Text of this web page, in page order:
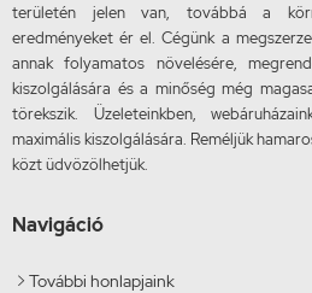
területén jelen van, továbbá a
eredményeket ér el. Cégünk a
annak folyamatos növelésére,
kiszolgálására és a minőség még
törekszik. Üzeleteinkben,
maximális kiszolgálására. Reméljük
közt üdvözölhetjük.
Navigáció
 További honlapjaink